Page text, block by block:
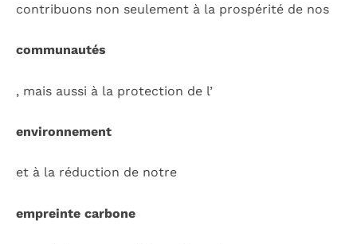
contribuons non seulement à la prospérité de nos
communautés
, mais aussi à la protection de l’
environnement
et à la réduction de notre
empreinte carbone